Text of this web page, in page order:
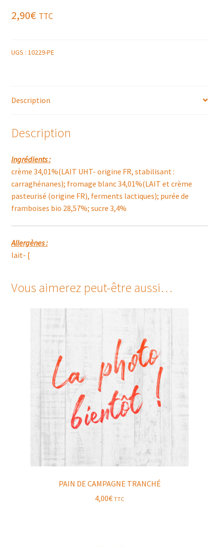
2,90€ TTC
UGS : 10229-PE
Description
Description
Ingrédients :
crème 34,01%(LAIT UHT- origine FR, stabilisant :
carraghénanes); fromage blanc 34,01%(LAIT et crème
pasteurisé (origine FR), ferments lactiques); purée de
framboises bio 28,57%; sucre 3,4%
Allergènes :
lait- [
Vous aimerez peut-être aussi…
PAIN DE CAMPAGNE TRANCHÉ
4,00€ TTC